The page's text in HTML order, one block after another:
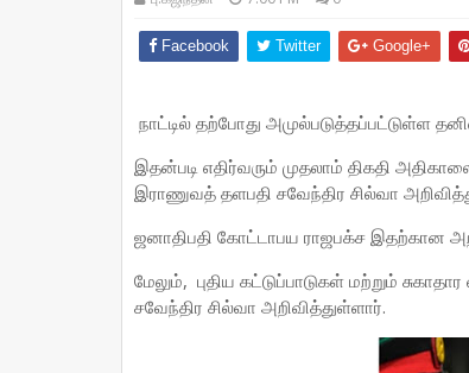
Facebook Twitter Google+
நாட்டில் தற்போது அமுல்படுத்தப்பட்டுள்ள
இதன்படி எதிர்வரும் முதலாம் திகதி
இராணுவத் தளபதி சவேந்திர சில்வா
ஜனாதிபதி கோட்டாபய ராஜபக்ச இதற்கான
மேலும், புதிய கட்டுப்பாடுகள் மற்றும்
சவேந்திர சில்வா அறிவித்துள்ளார்.